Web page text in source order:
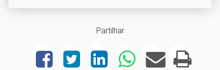
Partilhar